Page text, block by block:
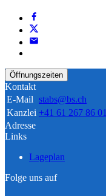
Öffnungszeiten
Kontakt
E-Mail stabs@bs.ch
Kanzlei +41 61 267 86 01
Adresse
Links
Lageplan
Folge uns auf